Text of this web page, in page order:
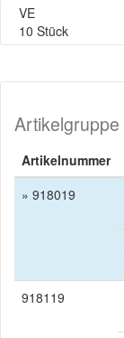
VE
10 Stück
Artikelgruppe
Artikelnummer
» 918019
918119